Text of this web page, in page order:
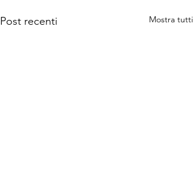
Post recenti Mostra tutti